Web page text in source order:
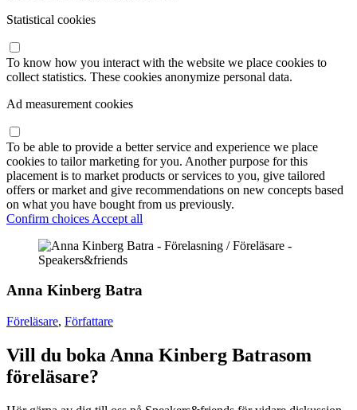
Statistical cookies
To know how you interact with the website we place cookies to
collect statistics. These cookies anonymize personal data.
Ad measurement cookies
To be able to provide a better service and experience we place
cookies to tailor marketing for you. Another purpose for this
placement is to market products or services to you, give tailored
offers or market and give recommendations on new concepts based
on what you have bought from us previously.
Confirm choices Accept all
Anna Kinberg Batra
Föreläsare, Författare
Vill du boka Anna Kinberg Batrasom
föreläsare?